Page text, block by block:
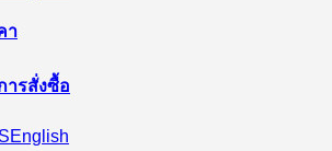
า
ารสั่งซื้อ
English